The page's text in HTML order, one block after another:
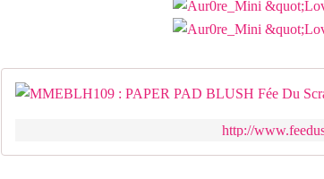
http://